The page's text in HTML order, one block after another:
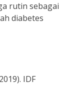
rutin sebagai
diabetes
IDF